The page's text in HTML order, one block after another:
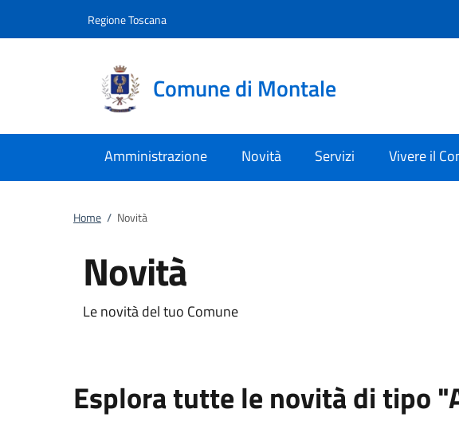
Regione Toscana
Comune di Montale
Amministrazione Novità Servizi Vivere il
Home / Novità
Novità
Le novità del tuo Comune
Esplora tutte le novità di tipo